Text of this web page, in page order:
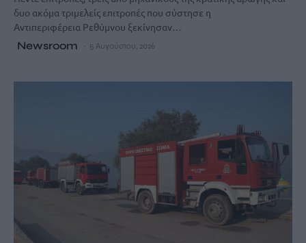
δυο ακόμα τριμελείς επιτροπές που σύστησε η
Αντιπεριφέρεια Ρεθύμνου ξεκίνησαν…
Newsroom 5 Αυγούστου, 2026